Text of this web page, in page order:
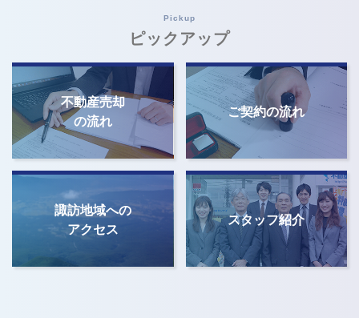
Pickup
ピックアップ
不動産売却
の流れ
ご契約の流れ
諏訪地域への
アクセス
スタッフ紹介